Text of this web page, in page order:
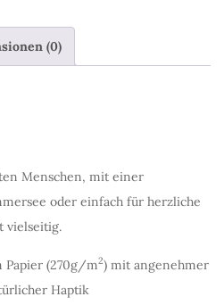
(0)
Menschen, mit einer
oder einfach für herzliche
vielseitig.
Papier (270g/m2) mit angenehmer
Haptik